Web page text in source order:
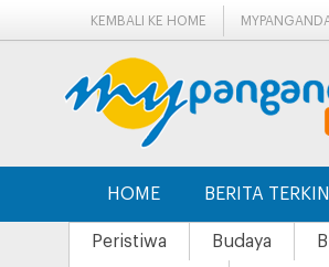
KEMBALI KE HOME
HOME BERITA TERKINI
Peristiwa Budaya